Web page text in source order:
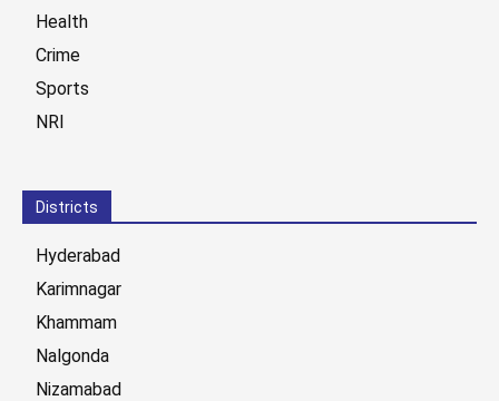
Health
Crime
Sports
NRI
Districts
Hyderabad
Karimnagar
Khammam
Nalgonda
Nizamabad